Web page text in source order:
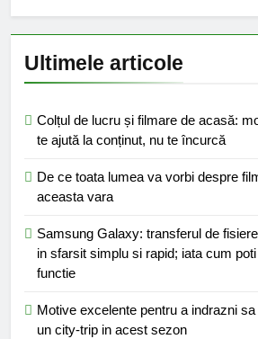
Ultimele articole
Colțul de lucru și filmare de acasă:
te ajută la conținut, nu te încurcă
De ce toata lumea va vorbi despre
aceasta vara
Samsung Galaxy: transferul de
in sfarsit simplu si rapid; iata cum
functie
Motive excelente pentru a indrazni
un city-trip in acest sezon